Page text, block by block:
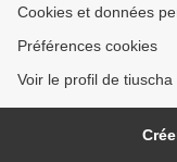
Cookies et données
Préférences cookies
Voir le profil de